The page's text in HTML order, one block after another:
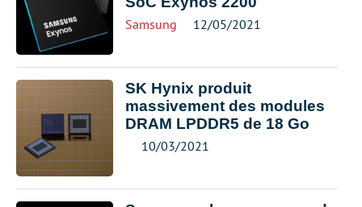
Samsung 12/05/2021
SK Hynix produit
massivement des modules
DRAM LPDDR5 de 18 Go
10/03/2021